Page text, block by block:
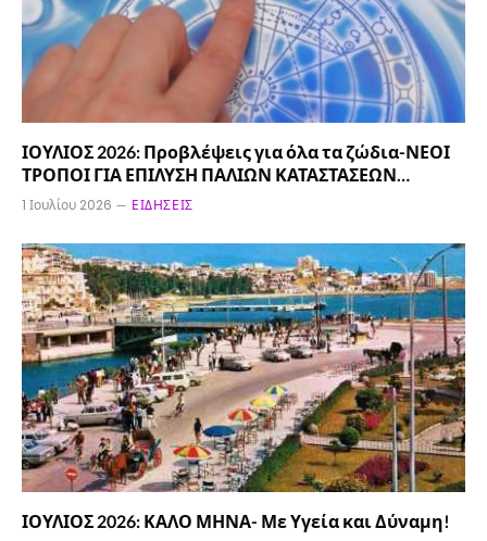
ΙΟΥΛΙΟΣ 2026: Προβλέψεις για όλα τα ζώδια-ΝΕΟΙ
ΤΡΟΠΟΙ ΓΙΑ ΕΠΙΛΥΣΗ ΠΑΛΙΩΝ ΚΑΤΑΣΤΑΣΕΩΝ…
1 Ιουλίου 2026 ΕΙΔΉΣΕΙΣ
ΙΟΥΛΙΟΣ 2026: ΚΑΛΟ ΜΗΝΑ- Με Υγεία και Δύναμη!